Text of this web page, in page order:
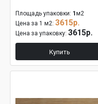
Площадь упаковки: 1 м2
Цена за 1 м2: 3615р.
Цена за упаковку: 3615р.
Купить